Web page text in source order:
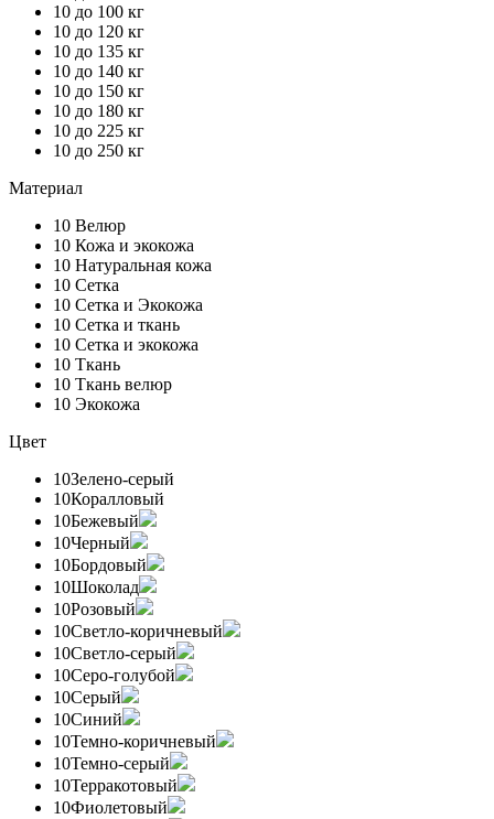
10 до 100 кг
10 до 120 кг
10 до 135 кг
10 до 140 кг
10 до 150 кг
10 до 180 кг
10 до 225 кг
10 до 250 кг
Материал
10 Велюр
10 Кожа и экокожа
10 Натуральная кожа
10 Сетка
10 Сетка и Экокожа
10 Сетка и ткань
10 Сетка и экокожа
10 Ткань
10 Ткань велюр
10 Экокожа
Цвет
10Зелено-серый
10Коралловый
10Бежевый
10Черный
10Бордовый
10Шоколад
10Розовый
10Светло-коричневый
10Светло-серый
10Серо-голубой
10Серый
10Синий
10Темно-коричневый
10Темно-серый
10Терракотовый
10Фиолетовый